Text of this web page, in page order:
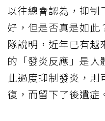
以往總會認為，抑制
好，但是否真是如此
隊說明，近年已有越
的「發炎反應」是人
此過度抑制發炎，
復，而留下了後遺症